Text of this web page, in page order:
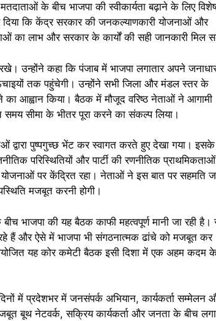
के बीच भाजपा की स्वीकार्यता बढ़ाने के लिए
दिया कि केंद्र सरकार की जनकल्याणकारी योजनाओं और
का लाभ और सरकार के कार्यों की सही जानकारी मिल
उन्होंने कहा कि पंजाब में भाजपा लगातार अपने
तक पहुंचेगी। उन्होंने सभी जिला और मंडल स्तर के
आह्वान किया। बैठक में मौजूद वरिष्ठ नेताओं ने आगामी
समय सीमा के भीतर पूरा करने का संकल्प लिया।
द्वारा पुष्पगुच्छ भेंट कर स्वागत करते हुए देखा गया।
परिस्थितियों और पार्टी की रणनीतिक
योजनाओं पर केंद्रित रहा। नेताओं ने इस बात पर सहमति
मजबूत करनी होगी।
भाजपा की यह बैठक काफी महत्वपूर्ण मानी जा रही है।
हैं और ऐसे में भाजपा भी संगठनात्मक ढांचे को मजबूत कर
यह कोर कमेटी बैठक इसी दिशा में एक अहम कदम
में प्रदेशभर में जनसंपर्क अभियान, कार्यकर्ता सम्मेलन
बूथ नेटवर्क, सक्रिय कार्यकर्ता और जनता के बीच